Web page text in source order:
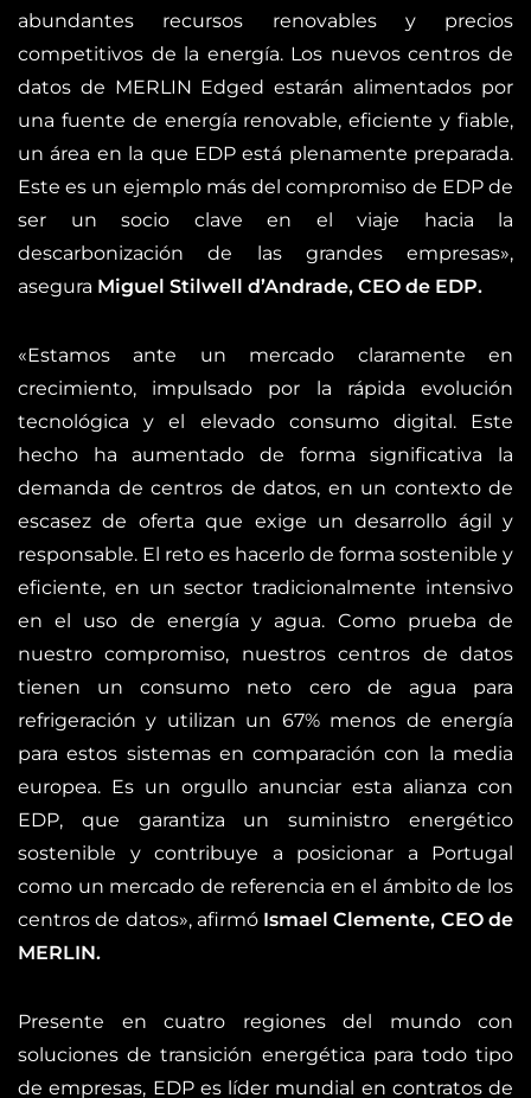
abundantes recursos renovables y precios
competitivos de la energía. Los nuevos centros de
datos de MERLIN Edged estarán alimentados por
una fuente de energía renovable, eficiente y fiable,
un área en la que EDP está plenamente preparada.
Este es un ejemplo más del compromiso de EDP de
ser un socio clave en el viaje hacia la
descarbonización de las grandes empresas»,
asegura Miguel Stilwell d’Andrade, CEO de EDP.
«Estamos ante un mercado claramente en
crecimiento, impulsado por la rápida evolución
tecnológica y el elevado consumo digital. Este
hecho ha aumentado de forma significativa la
demanda de centros de datos, en un contexto de
escasez de oferta que exige un desarrollo ágil y
responsable. El reto es hacerlo de forma sostenible y
eficiente, en un sector tradicionalmente intensivo
en el uso de energía y agua. Como prueba de
nuestro compromiso, nuestros centros de datos
tienen un consumo neto cero de agua para
refrigeración y utilizan un 67% menos de energía
para estos sistemas en comparación con la media
europea. Es un orgullo anunciar esta alianza con
EDP, que garantiza un suministro energético
sostenible y contribuye a posicionar a Portugal
como un mercado de referencia en el ámbito de los
centros de datos», afirmó Ismael Clemente, CEO de
MERLIN.
Presente en cuatro regiones del mundo con
soluciones de transición energética para todo tipo
de empresas, EDP es líder mundial en contratos de